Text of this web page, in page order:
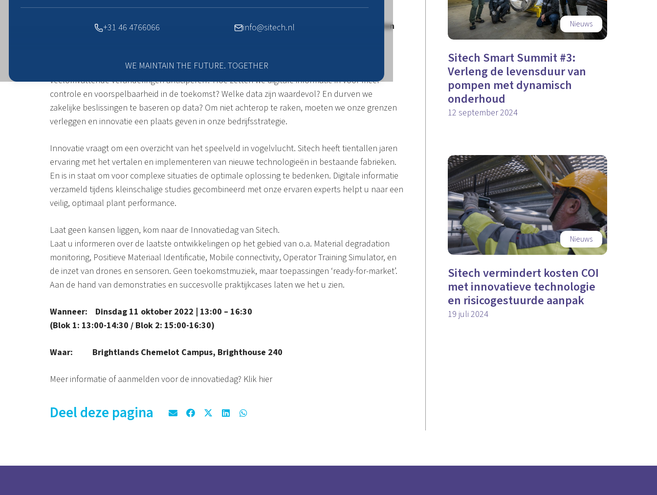
Met de nieuwste technologische toepassingen en digitalisering, assets maximaal laten
Dat de wereld verandert hoeven we u niet uit te leggen. Hoe kan de industrie op deze
veelomvattende veranderingen anticiperen? Hoe zetten we digitale informatie in voor meer
controle en voorspelbaarheid in de toekomst? Welke data zijn waardevol? En durven we
zakelijke beslissingen te baseren op data? Om niet achterop te raken, moeten we onze grenzen
verleggen en innovatie een plaats geven in onze bedrijfsstrategie.
Innovatie vraagt om een overzicht van het speelveld in vogelvlucht. Sitech heeft tientallen jaren
ervaring met het vertalen en implementeren van nieuwe technologieën in bestaande fabrieken.
En is in staat om voor complexe situaties de optimale oplossing te bedenken. Digitale informatie
verzameld tijdens kleinschalige studies gecombineerd met onze ervaren experts helpt u naar een
veilig, optimaal plant performance.
Laat geen kansen liggen, kom naar de Innovatiedag van Sitech.
Laat u informeren over de laatste ontwikkelingen op het gebied van o.a. Material degradation
monitoring, Positieve Materiaal Identificatie, Mobile connectivity, Operator Training Simulator, en
de inzet van drones en sensoren. Geen toekomstmuziek, maar toepassingen ‘ready-for-market’.
Aan de hand van demonstraties en succesvolle praktijkcases laten we het u zien.
Wanneer: Dinsdag 11 oktober 2022 | 13:00 – 16:30
(Blok 1: 13:00-14:30 / Blok 2: 15:00-16:30)
Waar: Brightlands Chemelot Campus, Brighthouse 240
Meer informatie of aanmelden voor de innovatiedag? Klik hier
Deel deze pagina
Nieuws
Sitech Smart Summit #3:
Verleng de levensduur van
pompen met dynamisch
onderhoud
12 september 2024
Nieuws
Sitech vermindert kosten COI
met innovatieve technologie
en risicogestuurde aanpak
19 juli 2024
+31 46 4766066 info@sitech.nl
WE MAINTAIN THE FUTURE. TOGETHER